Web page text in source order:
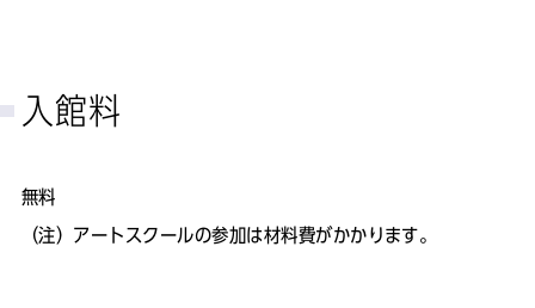
入館料
無料
（注） アートスクールの参加は材料費がかかります。